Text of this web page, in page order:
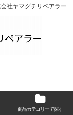
社ヤマグチリペアラー
商品カテゴリーで探す